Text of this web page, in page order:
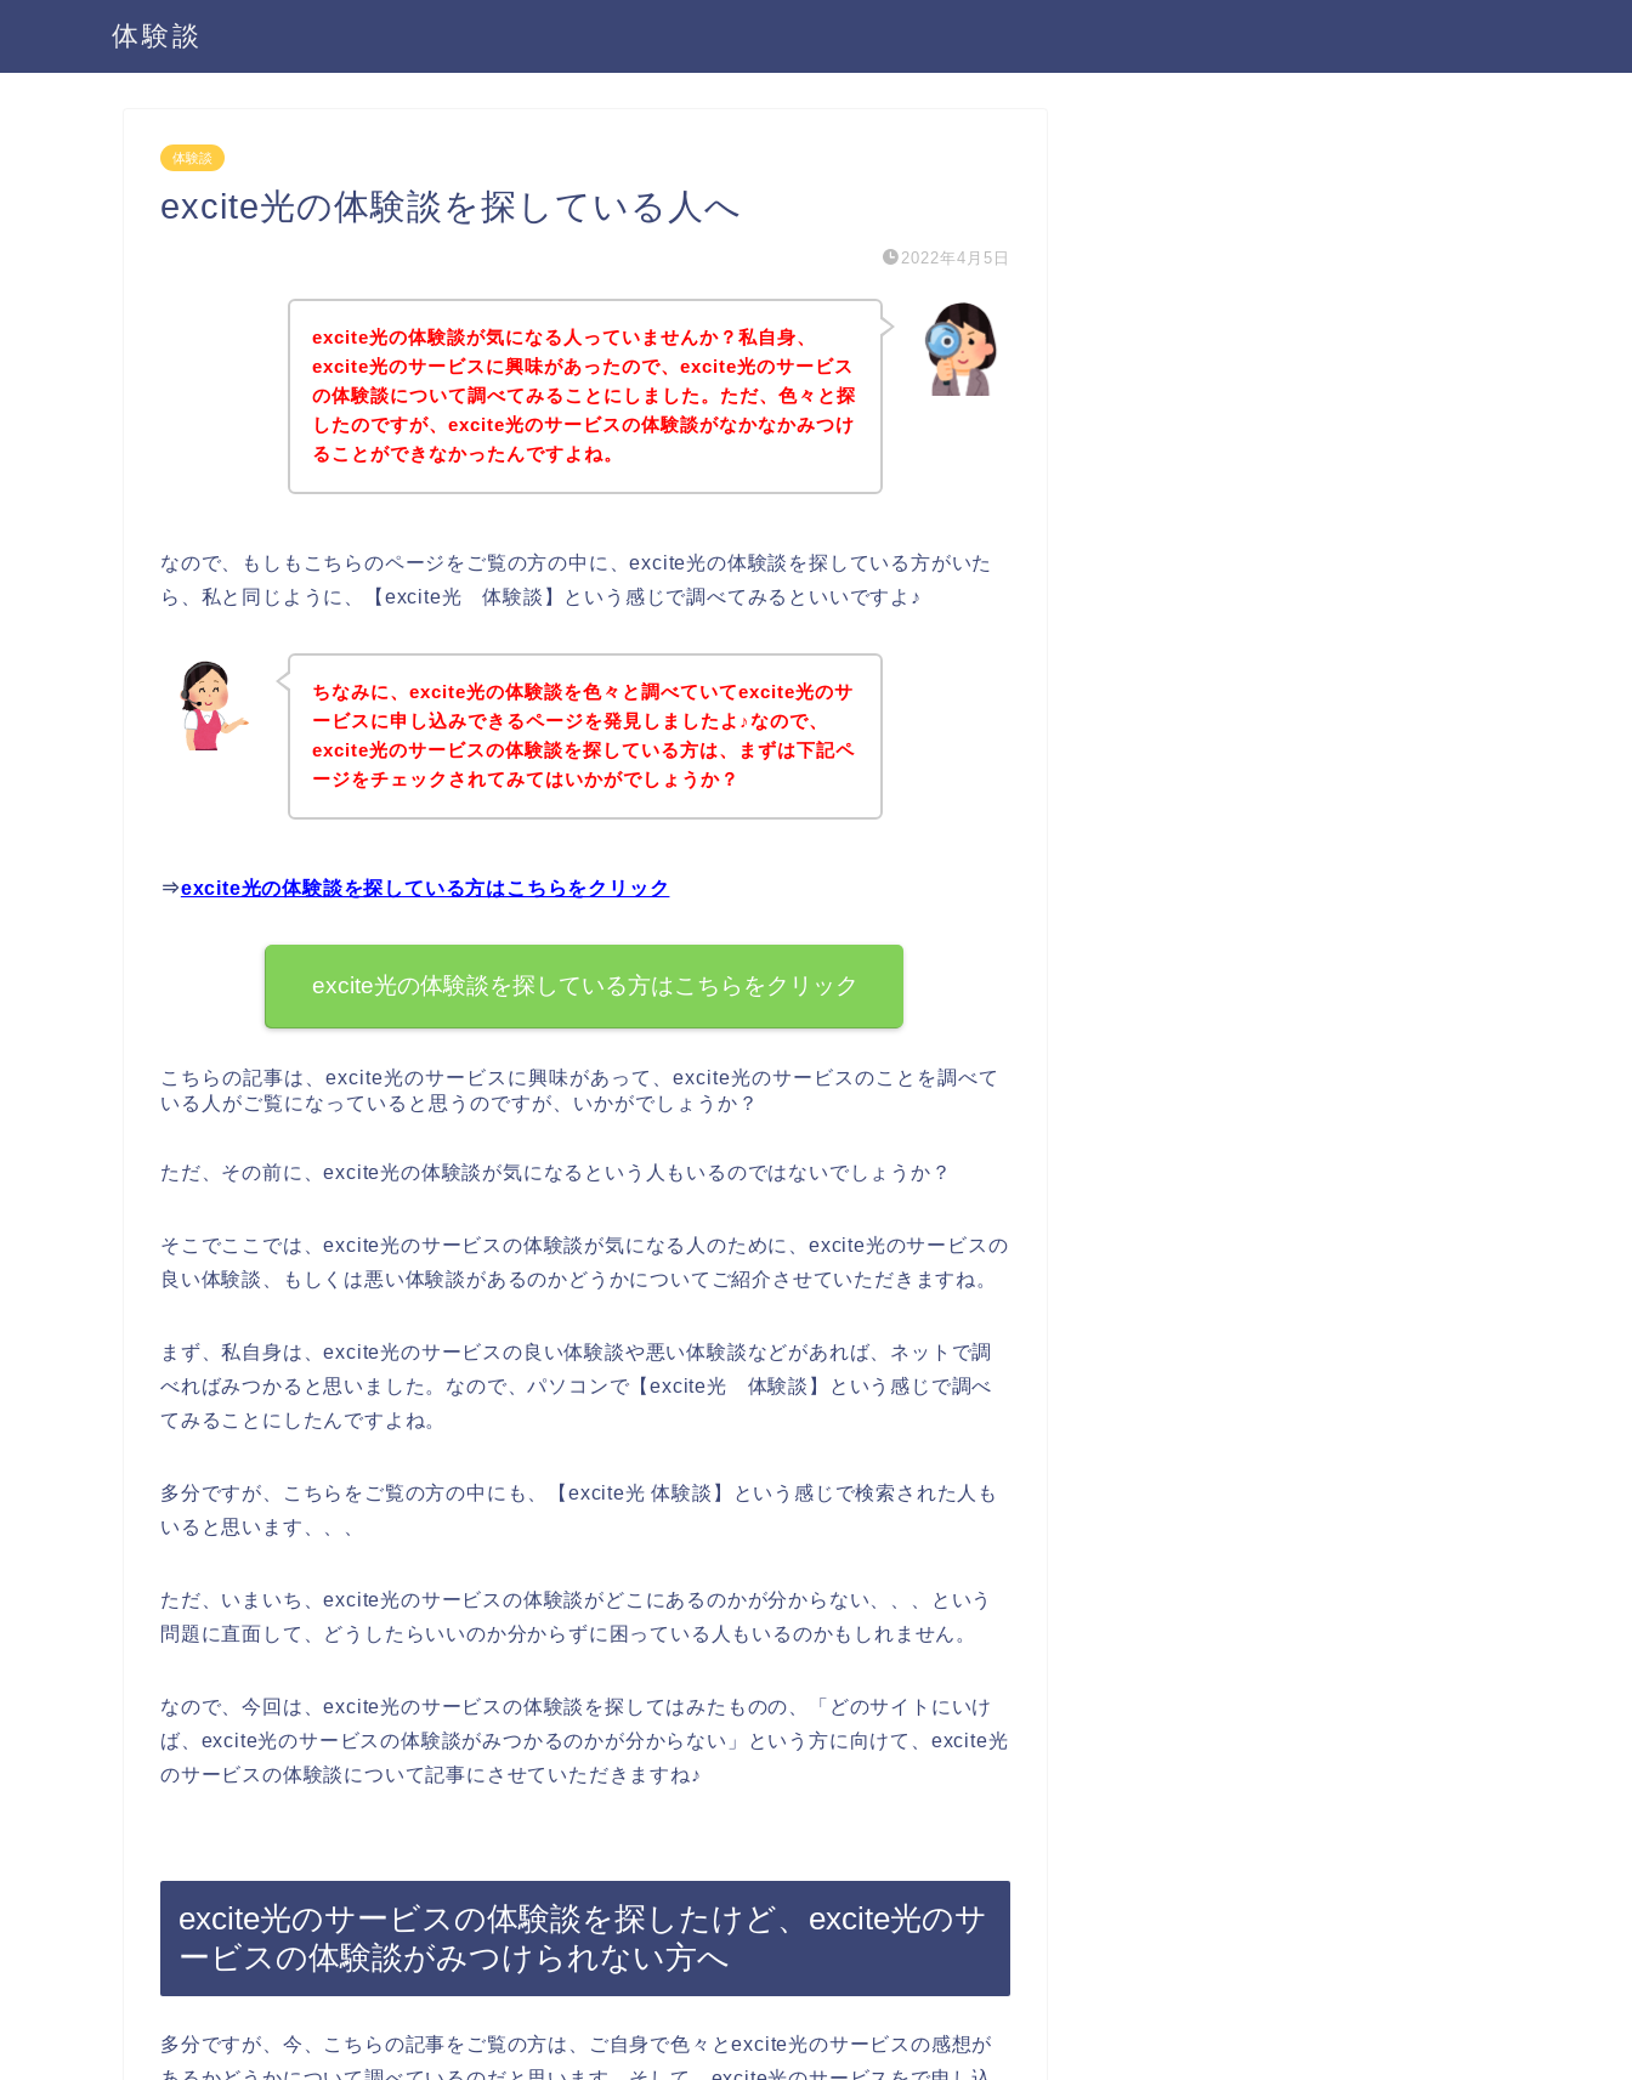
体験談
体験談
excite光の体験談を探している人へ
2022年4月5日
excite光の体験談が気になる人っていませんか？私自身、
excite光のサービスに興味があったので、excite光のサービス
の体験談について調べてみることにしました。ただ、色々と探
したのですが、excite光のサービスの体験談がなかなかみつけ
ることができなかったんですよね。
なので、もしもこちらのページをご覧の方の中に、excite光の体験談を探している方がいた
ら、私と同じように、【excite光 体験談】という感じで調べてみるといいですよ♪
ちなみに、excite光の体験談を色々と調べていてexcite光のサ
ービスに申し込みできるページを発見しましたよ♪なので、
excite光のサービスの体験談を探している方は、まずは下記ペ
ージをチェックされてみてはいかがでしょうか？
⇒excite光の体験談を探している方はこちらをクリック
excite光の体験談を探している方はこちらをクリック
こちらの記事は、excite光のサービスに興味があって、excite光のサービスのことを調べて
いる人がご覧になっていると思うのですが、いかがでしょうか？
ただ、その前に、excite光の体験談が気になるという人もいるのではないでしょうか？
そこでここでは、excite光のサービスの体験談が気になる人のために、excite光のサービスの
良い体験談、もしくは悪い体験談があるのかどうかについてご紹介させていただきますね。
まず、私自身は、excite光のサービスの良い体験談や悪い体験談などがあれば、ネットで調
べればみつかると思いました。なので、パソコンで【excite光 体験談】という感じで調べ
てみることにしたんですよね。
多分ですが、こちらをご覧の方の中にも、【excite光 体験談】という感じで検索された人も
いると思います、、、
ただ、いまいち、excite光のサービスの体験談がどこにあるのかが分からない、、、という
問題に直面して、どうしたらいいのか分からずに困っている人もいるのかもしれません。
なので、今回は、excite光のサービスの体験談を探してはみたものの、「どのサイトにいけ
ば、excite光のサービスの体験談がみつかるのかが分からない」という方に向けて、excite光
のサービスの体験談について記事にさせていただきますね♪
excite光のサービスの体験談を探したけど、excite光のサ
ービスの体験談がみつけられない方へ
多分ですが、今、こちらの記事をご覧の方は、ご自身で色々とexcite光のサービスの感想が